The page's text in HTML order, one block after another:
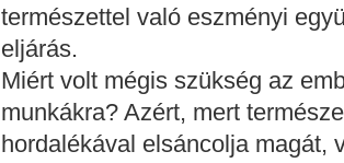
természettel való eszményi
eljárás.
Miért volt mégis szükség az
munkákra? Azért, mert
hordalékával elsáncolja magát,